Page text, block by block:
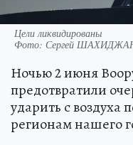
Цели ликвидированы
Фото: Сергей
Ночью 2 июня
предотвратили
ударить с
регионам нашего